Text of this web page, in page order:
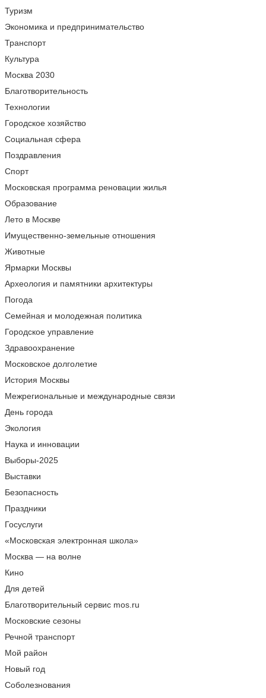
Туризм
Экономика и предпринимательство
Транспорт
Культура
Москва 2030
Благотворительность
Технологии
Городское хозяйство
Социальная сфера
Поздравления
Спорт
Московская программа реновации жилья
Образование
Лето в Москве
Имущественно-земельные отношения
Животные
Ярмарки Москвы
Археология и памятники архитектуры
Погода
Семейная и молодежная политика
Городское управление
Здравоохранение
Московское долголетие
История Москвы
Межрегиональные и международные связи
День города
Экология
Наука и инновации
Выборы-2025
Выставки
Безопасность
Праздники
Госуслуги
«Московская электронная школа»
Москва — на волне
Кино
Для детей
Благотворительный сервис mos.ru
Московские сезоны
Речной транспорт
Мой район
Новый год
Соболезнования